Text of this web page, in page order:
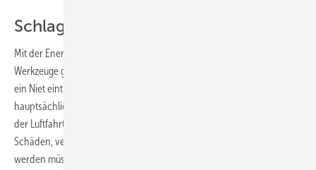
Schlagende Werkzeuge
Mit der Energie eines beschleunigten Kolbens erzeugen schlagende
Werkzeuge große Kräfte. So lässt sich Stahl spanend bearbeiten oder
ein Niet eintreiben. Meißel- und Schlackenhämmer kommen
hauptsächlich in Gießereien zum Einsatz, Niethämmer vornehmlich in
der Luftfahrtindustrie. Bei allen drohen aber gesundheitliche
Schäden, verursacht durch Lärm und Vibrationen, die vermieden
werden müssen. Und da häufig über längere Zeit in derselben